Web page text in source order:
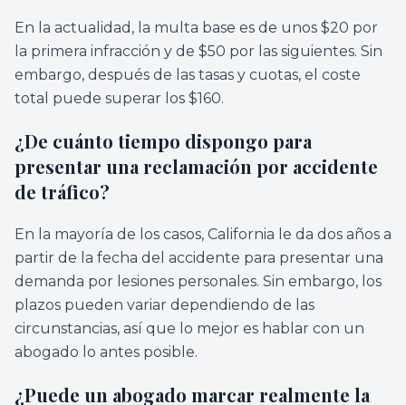
En la actualidad, la multa base es de unos $20 por
la primera infracción y de $50 por las siguientes. Sin
embargo, después de las tasas y cuotas, el coste
total puede superar los $160.
¿De cuánto tiempo dispongo para
presentar una reclamación por accidente
de tráfico?
En la mayoría de los casos, California le da dos años a
partir de la fecha del accidente para presentar una
demanda por lesiones personales. Sin embargo, los
plazos pueden variar dependiendo de las
circunstancias, así que lo mejor es hablar con un
abogado lo antes posible.
¿Puede un abogado marcar realmente la